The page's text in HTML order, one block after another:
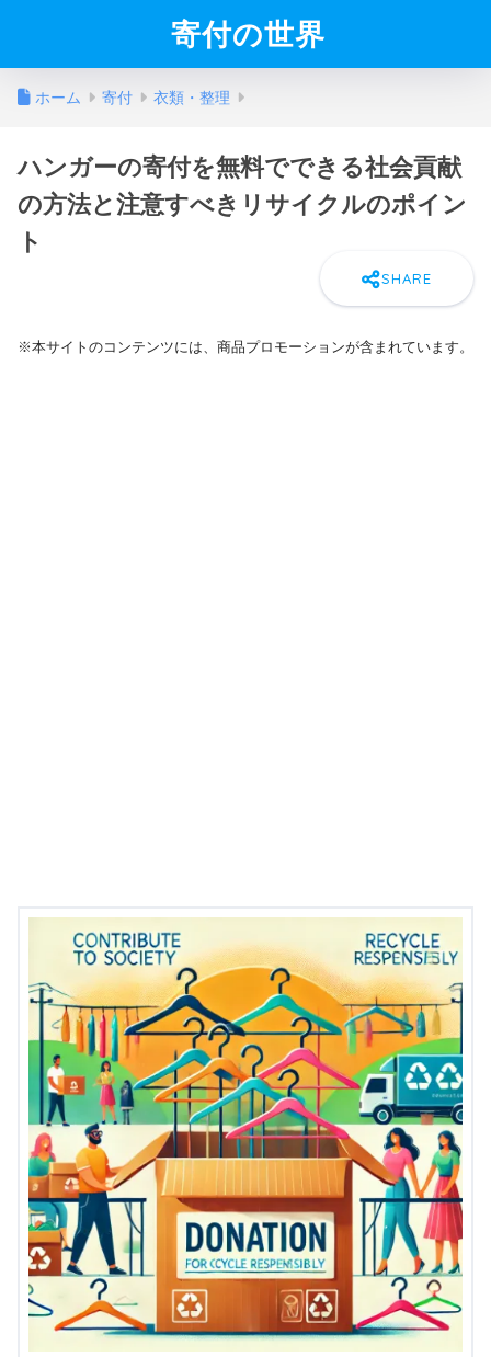
寄付の世界
ホーム 寄付 衣類・整理
ハンガーの寄付を無料でできる社会貢献
の方法と注意すべきリサイクルのポイン
ト
※本サイトのコンテンツには、商品プロモーションが含まれています。